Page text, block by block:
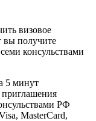
визовое
вы получите
консульствами
5 минут
РФ
MasterCard,